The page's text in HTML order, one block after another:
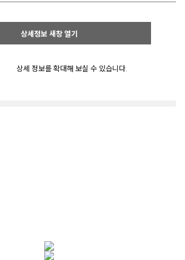
상세정보 새창 열기
상세 정보를 확대해 보실 수 있습니다.